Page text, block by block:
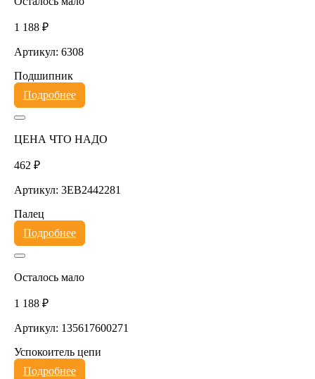
1 188 ₽
Артикул: 6308
Подшипник
Подробнее
ЦЕНА ЧТО НАДО
462 ₽
Артикул: 3EB2442281
Палец
Подробнее
Осталось мало
1 188 ₽
Артикул: 135617600271
Успокоитель цепи
Подробнее